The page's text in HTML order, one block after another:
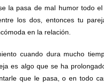
la pasa de mal humor todo
los dos, entonces tu
en la relación.
cuando dura mucho
es algo que se ha
que le pasa, o en todo